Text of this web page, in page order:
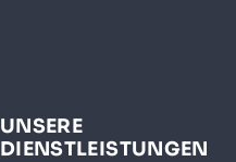
UNSERE
DIENSTLEISTUNGEN